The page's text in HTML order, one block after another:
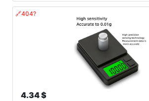
🔗404?
4.34 $